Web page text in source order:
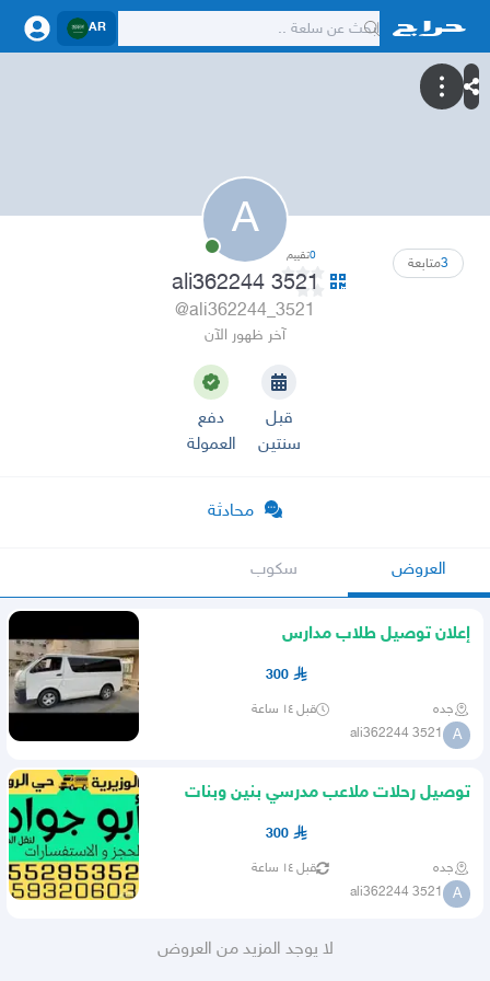
AR
A
3متابعة 0تقييم
ali362244 3521
@ali362244_3521
آخر ظهور الآن
قبل
سنتين
دفع
العمولة
محادثة
العروض سكوب
إعلان توصيل طلاب مدارس
300
جده قبل ١٤ ساعة
A
ali362244 3521
توصيل رحلات ملاعب مدرسي بنين وبنات
300
جده قبل ١٤ ساعة
A
ali362244 3521
لا يوجد المزيد من العروض